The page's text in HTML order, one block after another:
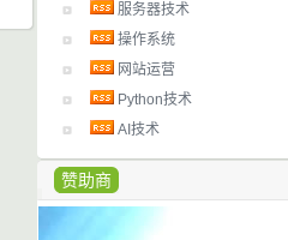
服务器技术
操作系统
网站运营
Python技术
AI技术
赞助商